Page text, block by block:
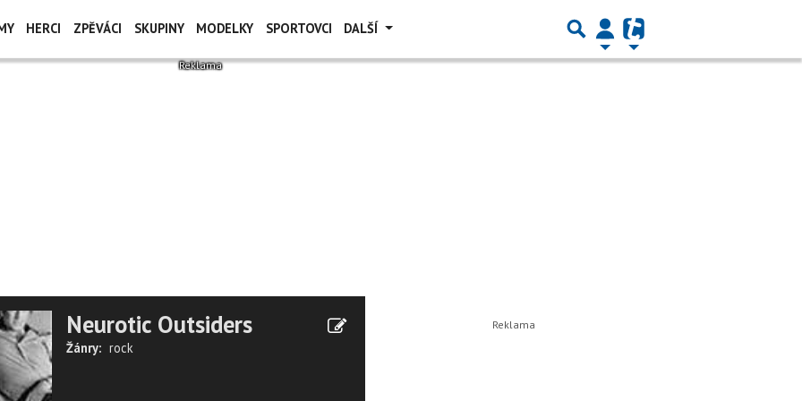
HERCI ZPĚVÁCI SKUPINY MODELKY SPORTOVCI DALŠÍ
Neurotic Outsiders
Žánry: rock